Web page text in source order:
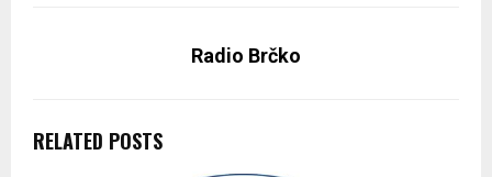
Radio Brčko
RELATED POSTS